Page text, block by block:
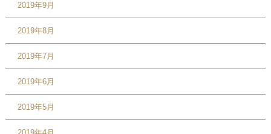
2019年9月
2019年8月
2019年7月
2019年6月
2019年5月